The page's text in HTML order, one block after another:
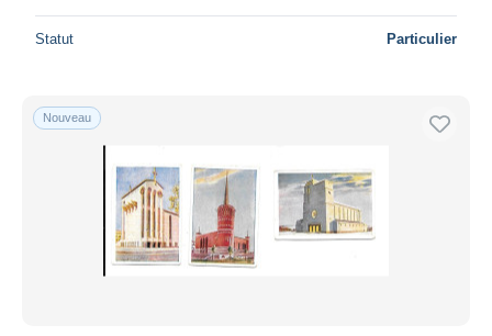
Appliquer
Statut Particulier
Nouveau